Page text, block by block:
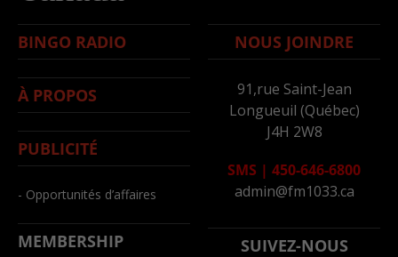
BINGO RADIO
À PROPOS
PUBLICITÉ
- Opportunités d’affaires
MEMBERSHIP
NOUS JOINDRE
91,rue Saint-Jean
Longueuil (Québec)
J4H 2W8
SMS | 450-646-6800
admin@fm1033.ca
SUIVEZ-NOUS